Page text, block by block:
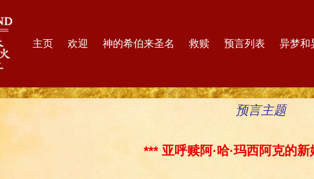
主页 欢迎 神的希伯来圣名 救赎 预言列表 异梦和
预言主题
*** 亚呼赎阿·哈·玛西阿克的